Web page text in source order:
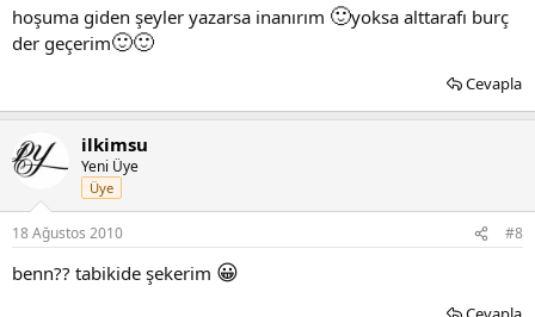
hoşuma giden şeyler yazarsa inanırım 🙂yoksa alttarafı burç
der geçerim🙂🙂
Cevapla
ilkimsu
Yeni Üye
Üye
18 Ağustos 2010 #8
benn?? tabikide şekerim 😀